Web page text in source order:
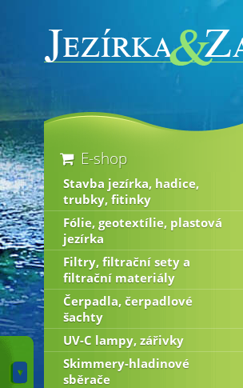
E-shop
Stavba jezírka, hadice,
trubky, fitinky
Fólie, geotextílie, plastová
jezírka
Filtry, filtrační sety a
filtrační materiály
Čerpadla, čerpadlové
šachty
UV-C lampy, zářivky
Skimmery-hladinové
sběrače